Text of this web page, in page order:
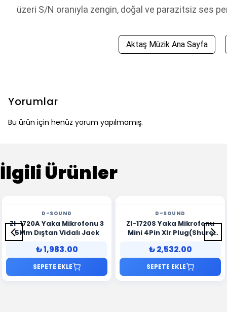
üzeri S/N oranıyla zengin, doğal ve parazitsiz ses
Aktaş Müzik Ana Sayfa
Yorumlar
Bu ürün için henüz yorum yapılmamış.
İlgili Ürünler
D-SOUND
Zl-1720A Yaka Mikrofonu 3
5Mm Dıştan Vidalı Jack
₺ 1,983.00
SEPETE EKLE
D-SOUND
Zl-1720S Yaka Mikrofonu
Mini 4Pin Xlr Plug(Shure
₺ 2,532.00
SEPETE EKLE